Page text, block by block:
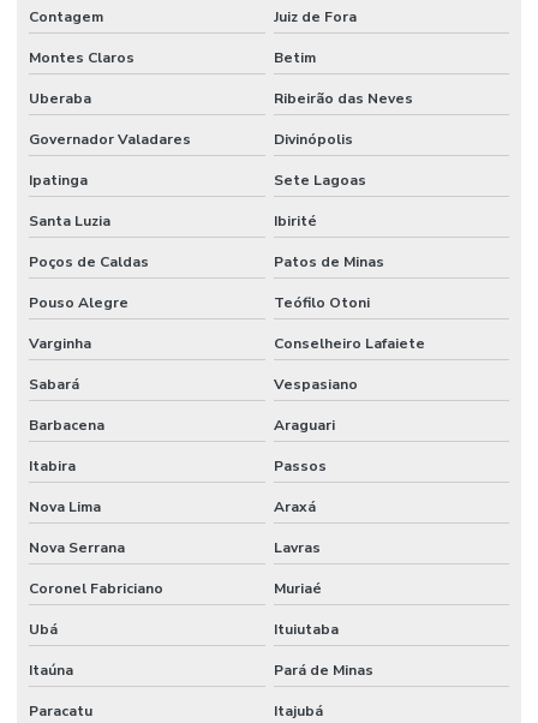
Contagem Juiz de Fora
Montes Claros Betim
Uberaba Ribeirão das Neves
Governador Valadares Divinópolis
Ipatinga Sete Lagoas
Santa Luzia Ibirité
Poços de Caldas Patos de Minas
Pouso Alegre Teófilo Otoni
Varginha Conselheiro Lafaiete
Sabará Vespasiano
Barbacena Araguari
Itabira Passos
Nova Lima Araxá
Nova Serrana Lavras
Coronel Fabriciano Muriaé
Ubá Ituiutaba
Itaúna Pará de Minas
Paracatu Itajubá